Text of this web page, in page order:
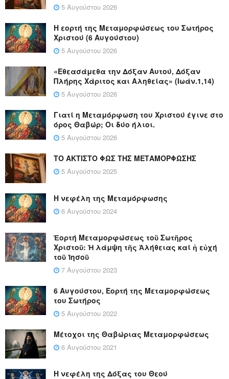
5 Αυγούστου 2026
Η εορτή της Μεταμορφώσεως του Σωτήρος
Χριστού (6 Αυγούστου)
5 Αυγούστου 2026
«Εθεασάμεθα την Δόξαν Αυτού, Δόξαν
Πλήρης Χάριτος και Αληθείας» (Ιωάν.1,14)
5 Αυγούστου 2026
Γιατί η Μεταμόρφωση του Χριστού έγινε στο
όρος Θαβώρ; Οι δύο ήλιοι.
5 Αυγούστου 2026
ΤΟ ΑΚΤΙΣΤΟ ΦΩΣ ΤΗΣ ΜΕΤΑΜΟΡΦΩΣΗΣ
5 Αυγούστου 2025
Η νεφέλη της Μεταμόρφωσης
6 Αυγούστου 2024
Ἑορτή Μεταμορφώσεως τοῦ Σωτῆρος
Χριστοῦ: Ἡ λάμψη τῆς Ἀλήθειας καί ἡ εὐχή
τοῦ Ἰησοῦ
7 Αυγούστου 2023
6 Αυγούστου, Εορτή της Μεταμορφώσεως
του Σωτήρος
5 Αυγούστου 2022
Μέτοχοι της Θαβώριας Μεταμορφώσεως
6 Αυγούστου 2021
Η νεφέλη της Δόξας του Θεού